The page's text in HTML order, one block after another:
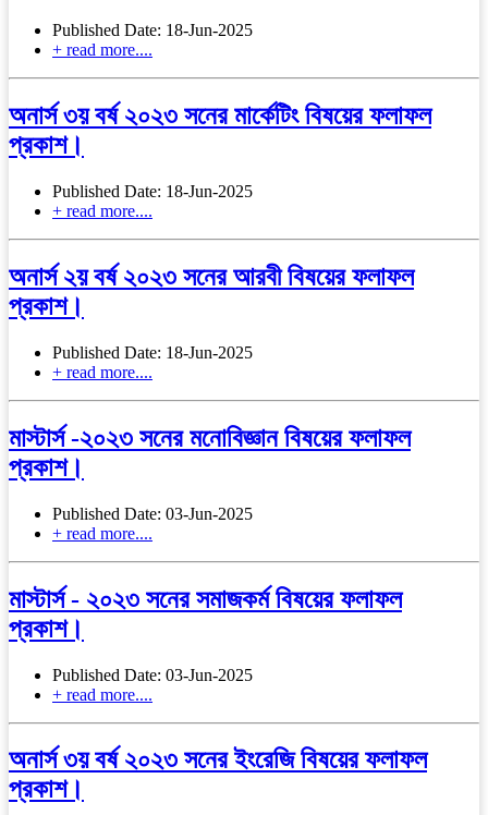
Published Date: 18-Jun-2025
+ read more....
অনার্স ৩য় বর্ষ ২০২৩ সনের মার্কেটিং বিষয়ের ফলাফল
প্রকাশ।
Published Date: 18-Jun-2025
+ read more....
অনার্স ২য় বর্ষ ২০২৩ সনের আরবী বিষয়ের ফলাফল
প্রকাশ।
Published Date: 18-Jun-2025
+ read more....
মাস্টার্স -২০২৩ সনের মনোবিজ্ঞান বিষয়ের ফলাফল
প্রকাশ।
Published Date: 03-Jun-2025
+ read more....
মাস্টার্স - ২০২৩ সনের সমাজকর্ম বিষয়ের ফলাফল
প্রকাশ।
Published Date: 03-Jun-2025
+ read more....
অনার্স ৩য় বর্ষ ২০২৩ সনের ইংরেজি বিষয়ের ফলাফল
প্রকাশ।